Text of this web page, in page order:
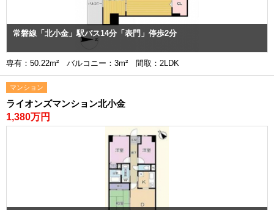
常磐線「北小金」駅バス14分「表門」停歩2分
専有：50.22m² バルコニー：3m² 間取：2LDK
マンション
ライオンズマンション北小金
1,380万円